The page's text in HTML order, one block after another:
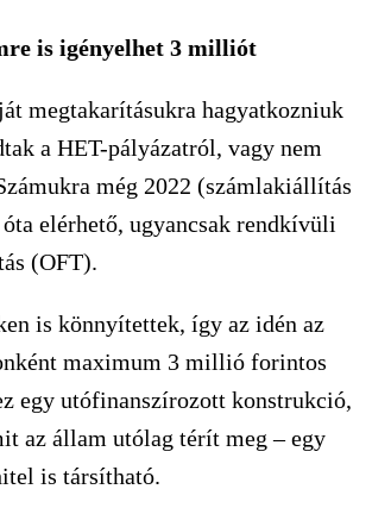
is igényelhet 3 milliót
megtakarításukra hagyatkozniuk
a HET-pályázatról, vagy nem
még 2022 (számlakiállítás
elérhető, ugyancsak rendkívüli
(OFT).
is könnyítettek, így az idén az
maximum 3 millió forintos
egy utófinanszírozott konstrukció,
az állam utólag térít meg – egy
is társítható.